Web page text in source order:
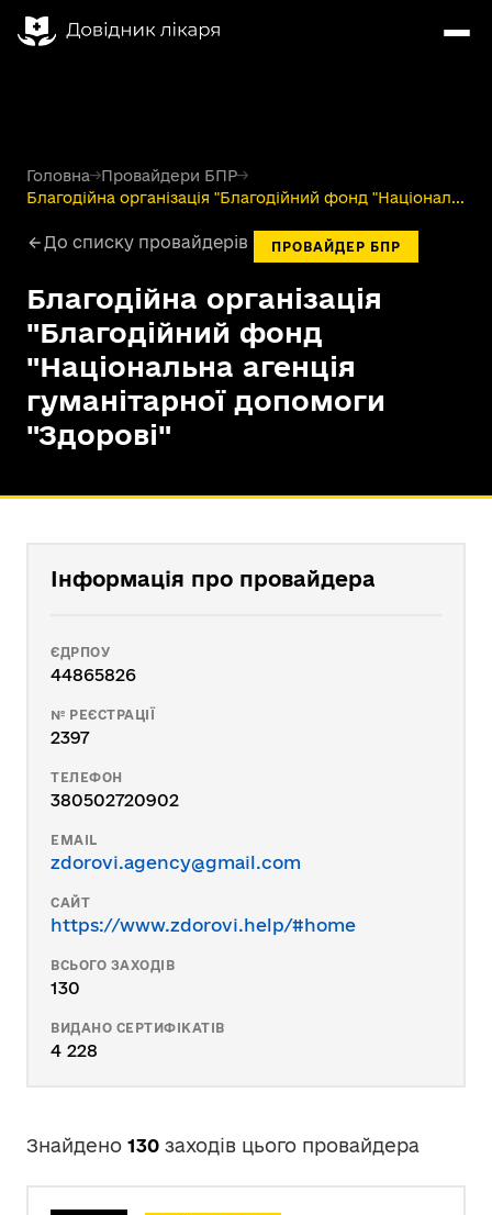
Головна→Провайдери БПР→
Благодійна організація "Благодійний фонд "Націонал...
До списку провайдерів ПРОВАЙДЕР БПР
Благодійна організація
"Благодійний фонд
"Національна агенція
гуманітарної допомоги
"Здорові"
Інформація про провайдера
ЄДРПОУ
44865826
№ РЕЄСТРАЦІЇ
2397
ТЕЛЕФОН
380502720902
EMAIL
zdorovi.agency@gmail.com
САЙТ
https://www.zdorovi.help/#home
ВСЬОГО ЗАХОДІВ
130
ВИДАНО СЕРТИФІКАТІВ
4 228
Знайдено 130 заходів цього провайдера